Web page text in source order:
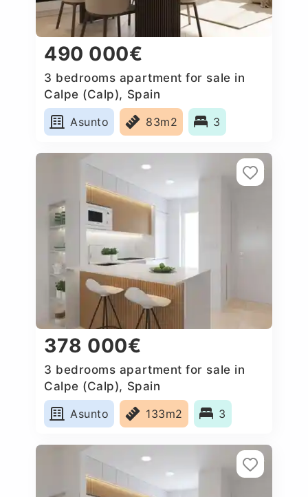
490 000€
3 bedrooms apartment for sale in
Calpe (Calp), Spain
Asunto
83m2 3
378 000€
3 bedrooms apartment for sale in
Calpe (Calp), Spain
Asunto
133m2 3